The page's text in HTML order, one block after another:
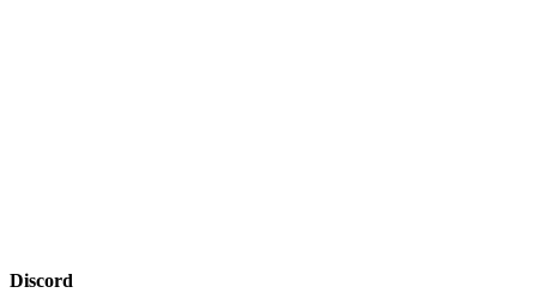
Discord